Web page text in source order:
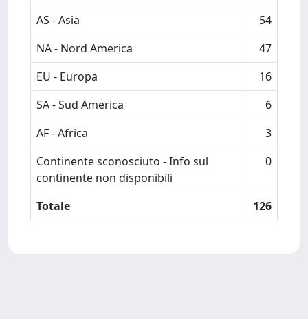
AS - Asia
54
NA - Nord America
47
EU - Europa
16
SA - Sud America
6
AF - Africa
3
Continente sconosciuto - Info sul
continente non disponibili
0
Totale 126